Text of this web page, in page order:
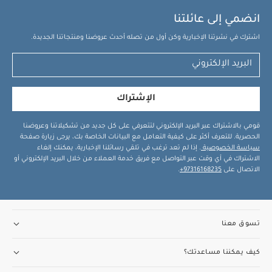
انضمي إلى عائلتنا
اشترك في نشرتنا الإخبارية وكن أول من تصله أحدث عروضنا ومنتجاتنا الجديدة.
الإشتراك
قومي بالاشتراك عبر البريد الإلكتروني لتتعرفي على كل جديد من تشكيلاتنا وعروضنا
الحصرية. للتعرف أكثر على كيفية التعامل مع البيانات الخاصة بك، يرجى زيارة صفحة
سياسة الخصوصية . إذا لم تعد ترغب في تلقي رسائلنا الإخبارية، يمكنك إلغاء
الاشتراك في أي وقت عبر التواصل مع فريق خدمة العملاء من خلال البريد الإلكتروني أو
الاتصال على 97316168235+
.
تسوق معنا
كيف يمكننا مساعدتك؟